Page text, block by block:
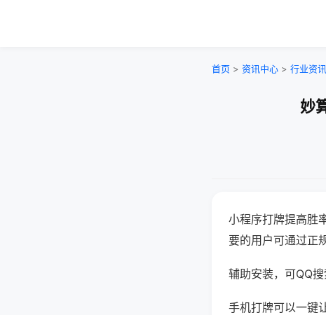
首页 > 资讯中心 > 行业资讯
妙
小程序打牌提高胜
要的用户可通过正
辅助安装，可QQ
手机打牌可以一键